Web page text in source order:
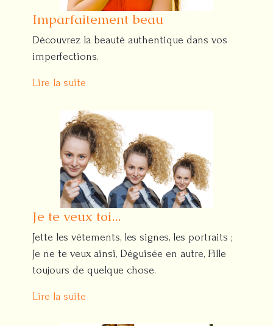
Imparfaitement beau
Découvrez la beauté authentique dans vos
imperfections.
Lire la suite
Je te veux toi...
Jette les vêtements, les signes, les portraits ;
Je ne te veux ainsi, Déguisée en autre, Fille
toujours de quelque chose.
Lire la suite